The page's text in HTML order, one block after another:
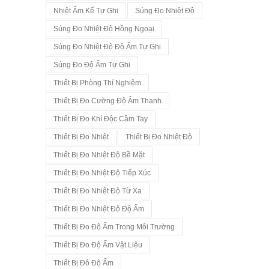
Nhiệt Ẩm Kế Tự Ghi Súng Đo Nhiệt Độ
Súng Đo Nhiệt Độ Hồng Ngoại
Súng Đo Nhiệt Độ Độ Ẩm Tự Ghi
Súng Đo Độ Ẩm Tự Ghi
Thiết Bị Phòng Thí Nghiệm
Thiết Bị Đo Cường Độ Âm Thanh
Thiết Bị Đo Khí Độc Cầm Tay
Thiết Bị Đo Nhiệt Thiết Bị Đo Nhiệt Độ
Thiết Bị Đo Nhiệt Độ Bề Mặt
Thiết Bị Đo Nhiệt Độ Tiếp Xúc
Thiết Bị Đo Nhiệt Độ Từ Xa
Thiết Bị Đo Nhiệt Độ Độ Ẩm
Thiết Bị Đo Độ Ẩm Trong Môi Trường
Thiết Bị Đo Độ Ẩm Vật Liệu
Thiết Bị Đô Độ Ẩm